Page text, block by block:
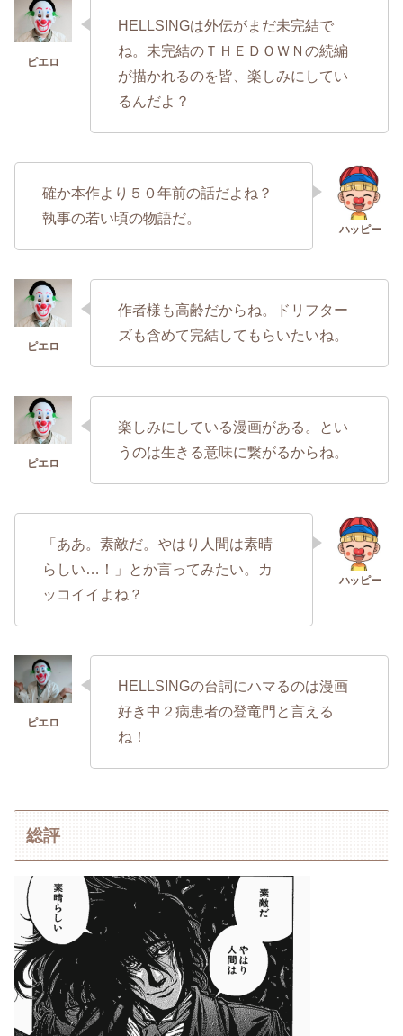
HELLSINGは外伝がまだ未完結で
ね。未完結のＴＨＥＤＯＷＮの続編
が描かれるのを皆、楽しみにしてい
るんだよ？
確か本作より５０年前の話だよね？
執事の若い頃の物語だ。
作者様も高齢だからね。ドリフター
ズも含めて完結してもらいたいね。
楽しみにしている漫画がある。とい
うのは生きる意味に繋がるからね。
「ああ。素敵だ。やはり人間は素晴
らしい…！」とか言ってみたい。カ
ッコイイよね？
HELLSINGの台詞にハマるのは漫画
好き中２病患者の登竜門と言える
ね！
総評